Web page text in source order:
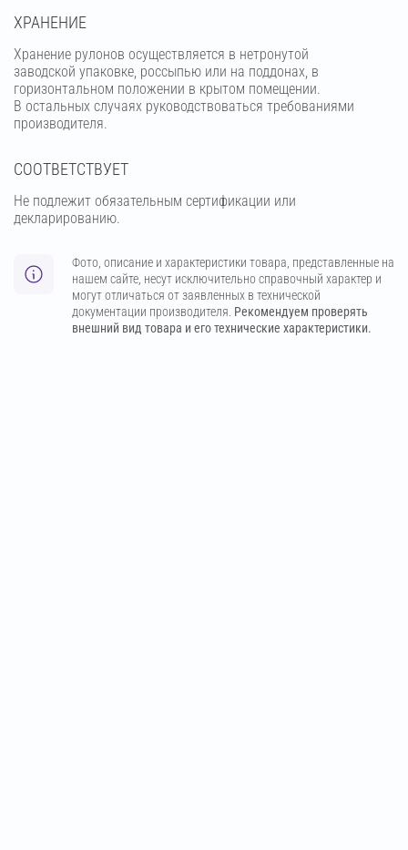
ХРАНЕНИЕ
Хранение рулонов осуществляется в нетронутой
заводской упаковке, россыпью или на поддонах, в
горизонтальном положении в крытом помещении.
В остальных случаях руководствоваться требованиями
производителя.
СООТВЕТСТВУЕТ
Не подлежит обязательным сертификации или
декларированию.
Фото, описание и характеристики товара, представленные на
нашем сайте, несут исключительно справочный характер и
могут отличаться от заявленных в технической
документации производителя. Рекомендуем проверять
внешний вид товара и его технические характеристики.